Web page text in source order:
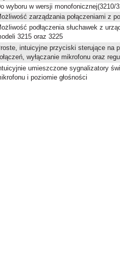
wyboru w wersji monofonicznej(3210/
zarządzania połączeniami z
podłączenia słuchawek z
3215 oraz 3225
intuicyjne przyciski sterujące na
wyłączanie mikrofonu oraz
umieszczone sygnalizatory
i poziomie głośności